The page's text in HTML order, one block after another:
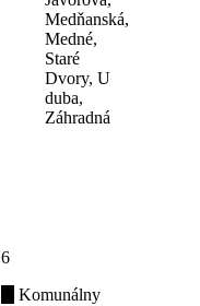
Medňanská,
Medné,
Staré
Dvory, U
duba,
Záhradná
6
Komunálny